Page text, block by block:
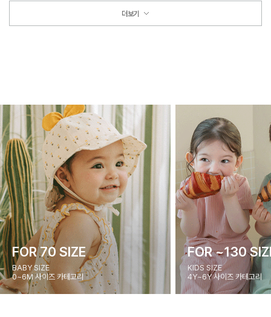
더보기
FOR 70 SIZE
BABY SIZE
0~6M 사이즈 카테고리
FOR ~130
KIDS SIZE
4Y~6Y 사이즈 카테고리